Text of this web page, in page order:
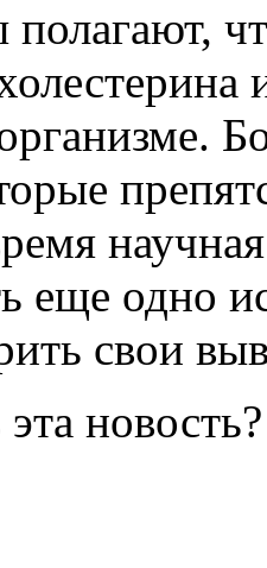
полагают,
еще одно
свои